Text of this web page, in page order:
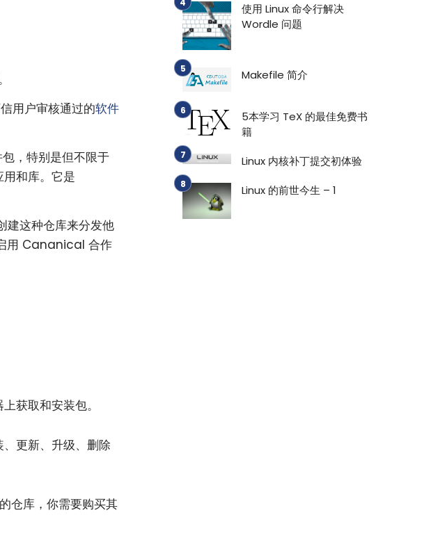
用户审核通过的软件
，特别是但不限于
和库。它是
建这种仓库来分发他
用 Cananical 合作
获取和安装包。
更新、升级、删除
仓库，你需要购买其
使用 Linux 命令行解决
Wordle 问题
Makefile 简介
5本学习 TeX 的最佳免费书
籍
Linux 内核补丁提交初体验
Linux 的前世今生 – 1